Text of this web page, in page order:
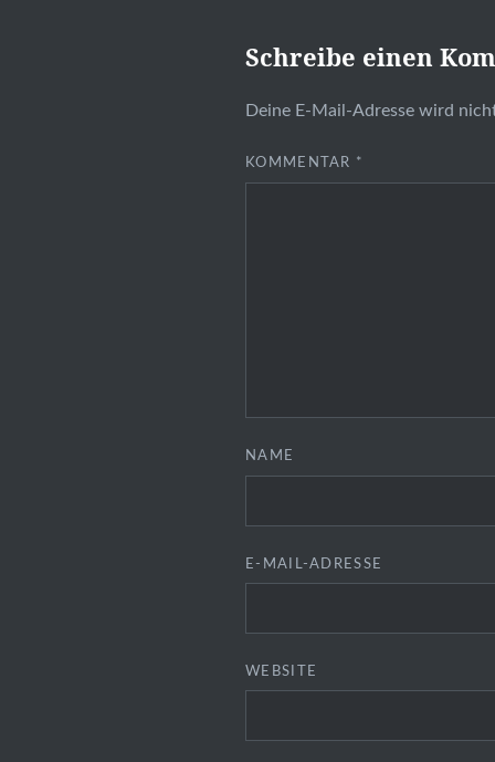
Schreibe einen
Deine E-Mail-Adresse wird
KOMMENTAR *
NAME
E-MAIL-ADRESSE
WEBSITE